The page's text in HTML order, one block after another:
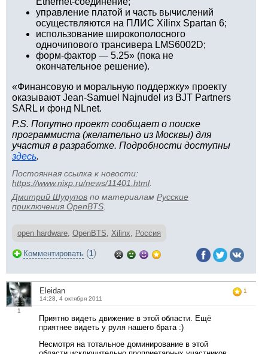
управление платой и часть вычислений
осуществляются на ПЛИС Xilinx Spartan 6;
использование широкополосного
одночипового трансивера LMS6002D;
форм-фактор — 5.25» (пока не
окончательное решение).
«Финансовую и моральную поддержку» проекту
оказывают Jean-Samuel Najnudel из BJT Partners
SARL и фонд NLnet.
P.S. Попутно проект сообщает о поиске
программиста (желательно из Москвы) для
участия в разработке. Подробности доступны
здесь.
Постоянная ссылка к новости:
https://www.nixp.ru/news/11401.html.
Дмитрий Шурупов по материалам Русские
приключения OpenBTS
open hardware, OpenBTS, Xilinx, Россия
Комментировать (1)
1
Eleidan
14:28, 4 октября 2011
1
Приятно видеть движение в этой области. Ещё
приятнее видеть у руля нашего брата :)
Несмотря на тотальное доминирование в этой